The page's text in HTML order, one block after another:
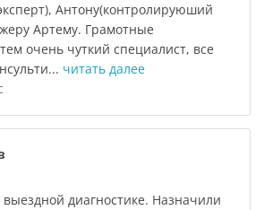
Антону(контролируюший
Артему. Грамотные
очень чуткий специалист, все
читать далее
диагностике. Назначили